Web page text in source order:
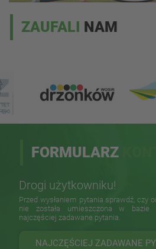
ZAUFALI NAM
FORMULARZ
Drogi użytkowniku!
Przed wysłaniem pytania sprawdź, czy
nie została umieszczona w bazie
najczęściej zadawane pytania.
NAJCZĘŚCIEJ ZADAWANE